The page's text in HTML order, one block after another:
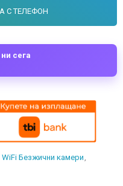
С ТЕЛЕФОН
сега
WiFi Безжични камери